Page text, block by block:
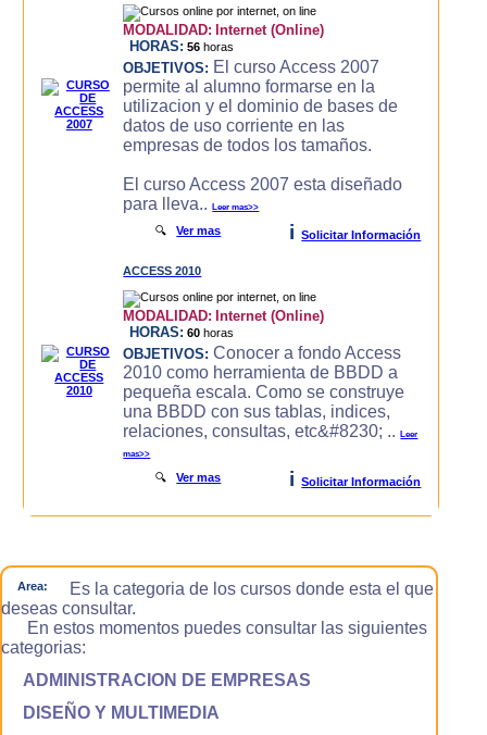
MODALIDAD: Internet (Online)
HORAS: 56 horas
OBJETIVOS: El curso Access 2007
permite al alumno formarse en la
utilizacion y el dominio de bases de
datos de uso corriente en las
empresas de todos los tamaños.
El curso Access 2007 esta diseñado
para lleva..Leer mas>>
🔍Ver mas i Solicitar Información
ACCESS 2010
MODALIDAD: Internet (Online)
HORAS: 60 horas
OBJETIVOS: Conocer a fondo Access
2010 como herramienta de BBDD a
pequeña escala. Como se construye
una BBDD con sus tablas, indices,
relaciones, consultas, etc&#8230; ..Leer
mas>>
🔍Ver mas i Solicitar Información
Area:
Es la categoria de los cursos donde esta el que
deseas consultar.
En estos momentos puedes consultar las siguientes
categorias:
ADMINISTRACION DE EMPRESAS
DISEÑO Y MULTIMEDIA